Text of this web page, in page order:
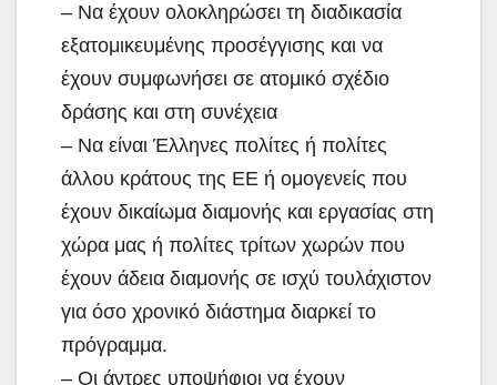
– Να έχουν ολοκληρώσει τη διαδικασία
εξατομικευμένης προσέγγισης και να
έχουν συμφωνήσει σε ατομικό σχέδιο
δράσης και στη συνέχεια
– Να είναι Έλληνες πολίτες ή πολίτες
άλλου κράτους της ΕΕ ή ομογενείς που
έχουν δικαίωμα διαμονής και εργασίας στη
χώρα μας ή πολίτες τρίτων χωρών που
έχουν άδεια διαμονής σε ισχύ τουλάχιστον
για όσο χρονικό διάστημα διαρκεί το
πρόγραμμα.
– Οι άντρες υποψήφιοι να έχουν